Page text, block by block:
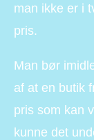
man ikke er i
pris.
Man bør
af at en butik
pris som kan
kunne det